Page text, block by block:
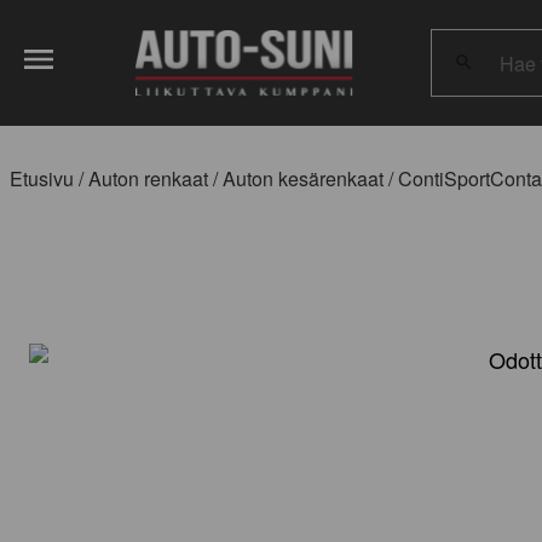
tuotteita:
Etusivu /Auton renkaat/Auton kesärenkaat/